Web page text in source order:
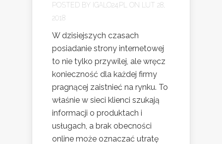
POSTED BY IGALO24.PL
ON LUT 28,
2018
W dzisiejszych czasach
posiadanie strony internetowej
to nie tylko przywilej, ale wręcz
konieczność dla każdej firmy
pragnącej zaistnieć na rynku. To
właśnie w sieci klienci szukają
informacji o produktach i
usługach, a brak obecności
online może oznaczać utratę